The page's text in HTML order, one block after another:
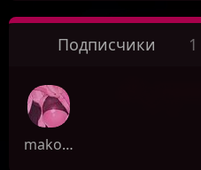
Подписчики 1
makofka